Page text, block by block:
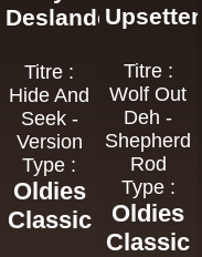
Deslandes
Titre :
Hide And
Seek -
Version
Type :
Oldies
Classic
Upsetters
Titre :
Wolf Out
Deh -
Shepherd
Rod
Type :
Oldies
Classic